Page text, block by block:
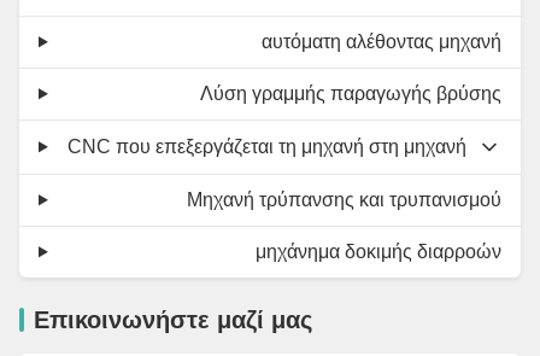
αυτόματη αλέθοντας μηχανή
Λύση γραμμής παραγωγής βρύσης
CNC που επεξεργάζεται τη μηχανή στη μηχανή
Μηχανή τρύπανσης και τρυπανισμού
μηχάνημα δοκιμής διαρροών
Επικοινωνήστε μαζί μας